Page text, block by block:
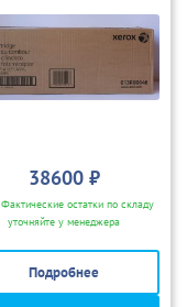
38600 ₽
Фактические остатки по складу
уточняйте у менеджера
Подробнее